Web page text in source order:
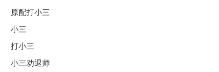
原配打小三
小三
打小三
小三劝退师